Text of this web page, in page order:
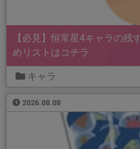
【必見】恒常星4キャラの残
めリストはコチラ
キャラ
2026.08.08